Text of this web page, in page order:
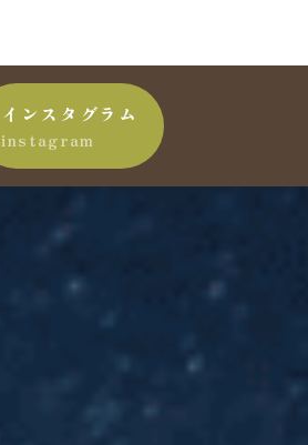
インスタグラム
instagram